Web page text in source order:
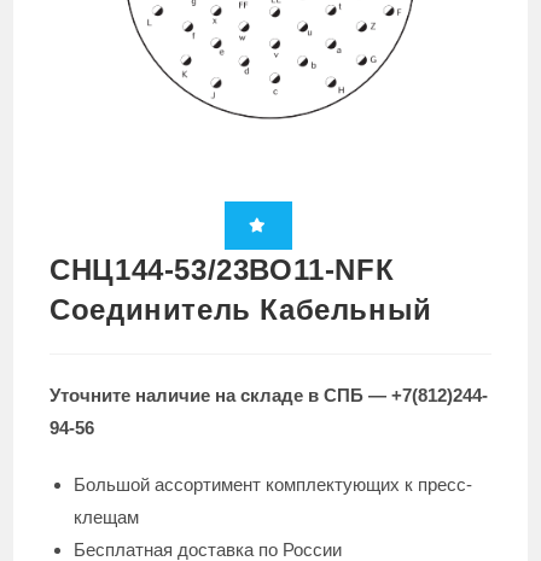
СНЦ144-53/23ВО11-NFК
Cоединитель Кабельный
Уточните наличие на складе в СПБ — +7(812)244-
94-56
Большой ассортимент комплектующих к пресс-
клещам
Бесплатная доставка по России